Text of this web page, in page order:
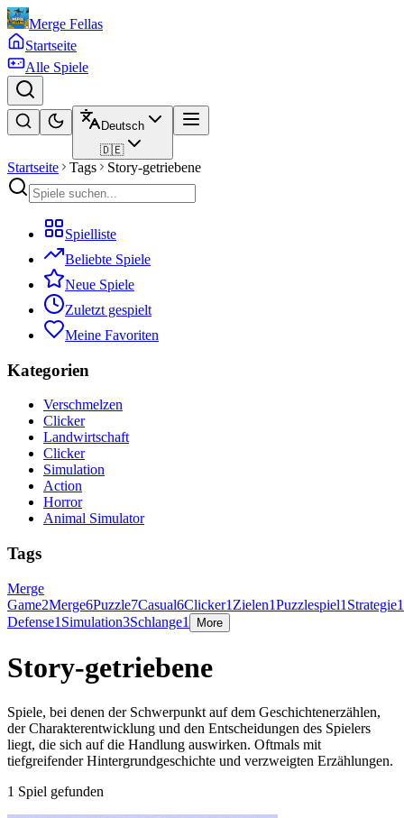
Merge Fellas
Startseite
Alle Spiele
Deutsch
🇩🇪
Startseite Tags Story-getriebene
Spielliste
Beliebte Spiele
Neue Spiele
Zuletzt gespielt
Meine Favoriten
Kategorien
Verschmelzen
Clicker
Landwirtschaft
Clicker
Simulation
Action
Horror
Animal Simulator
Tags
Merge
Game2Merge6Puzzle7Casual6Clicker1 Zielen1Puzzlespiel1 Strategie1
Defense1 Simulation3Schlange1 More
Story-getriebene
Spiele, bei denen der Schwerpunkt auf dem Geschichtenerzählen,
der Charakterentwicklung und den Entscheidungen des Spielers
liegt, die sich auf die Handlung auswirken. Oftmals mit
tiefgreifender Hintergrundgeschichte und verzweigten Erzählungen.
1 Spiel gefunden